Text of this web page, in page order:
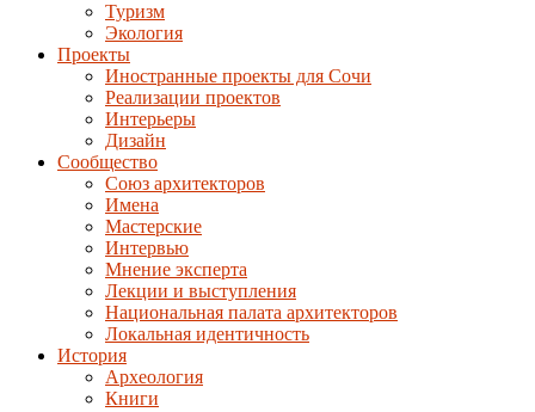
Туризм
Экология
Проекты
Иностранные проекты для Сочи
Реализации проектов
Интерьеры
Дизайн
Сообщество
Союз архитекторов
Имена
Мастерские
Интервью
Мнение эксперта
Лекции и выступления
Национальная палата архитекторов
Локальная идентичность
История
Археология
Книги